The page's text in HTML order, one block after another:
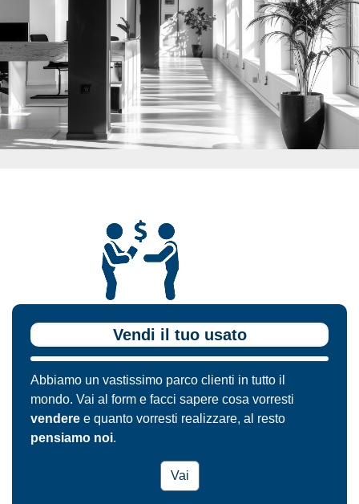
Vendi il tuo usato
Abbiamo un vastissimo parco clienti in tutto il
mondo. Vai al form e facci sapere cosa vorresti
vendere e quanto vorresti realizzare, al resto
pensiamo noi.
Vai